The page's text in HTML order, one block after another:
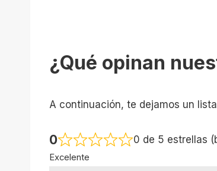
¿Qué opinan
A continuación, te dejamos un
0 0 de 5 estrellas
Excelente